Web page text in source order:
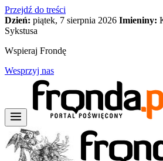
Przejdź do treści
Dzień: piątek, 7 sierpnia 2026 Imieniny:
Sykstusa
Wspieraj Frondę
Wesprzyj nas